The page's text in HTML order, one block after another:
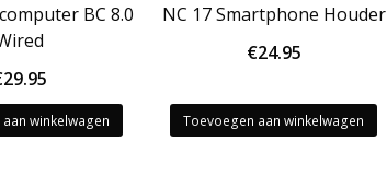
BC 8.0
29.95
winkelwagen
NC 17 Smartphone Houder
€24.95
Toevoegen aan winkelwagen